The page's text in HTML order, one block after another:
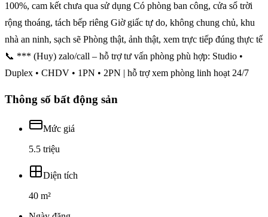
100%, cam kết chưa qua sử dụng Có phòng ban công, cửa sổ trời
rộng thoáng, tách bếp riêng Giờ giấc tự do, không chung chủ, khu
nhà an ninh, sạch sẽ Phòng thật, ảnh thật, xem trực tiếp đúng thực tế
📞 *** (Huy) zalo/call – hỗ trợ tư vấn phòng phù hợp: Studio •
Duplex • CHDV • 1PN • 2PN | hỗ trợ xem phòng linh hoạt 24/7
Thông số bất động sản
Mức giá
5.5 triệu
Diện tích
40 m²